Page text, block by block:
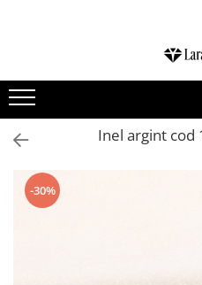
CERCEI ARGINT
BRATARI ARGINT
COLIERE ARGINT
LANTISOARE ARGINT
CRUCIULITE SI ICONITE ARGINT
Inel argint cod
-30%